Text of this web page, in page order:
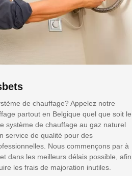
de chauffage? Appelez notre
partout en Belgique quel que soit le
système de chauffage au gaz naturel
service de qualité pour des
Nous commençons par à
dans les meilleurs délais possible, afin
les frais de majoration inutiles.